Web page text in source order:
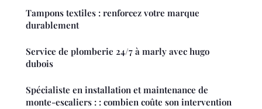
Tampons textiles : renforcez votre marque
durablement
Service de plomberie 24/7 à marly avec hugo
dubois
Spécialiste en installation et maintenance de
monte-escaliers : : combien coûte son intervention